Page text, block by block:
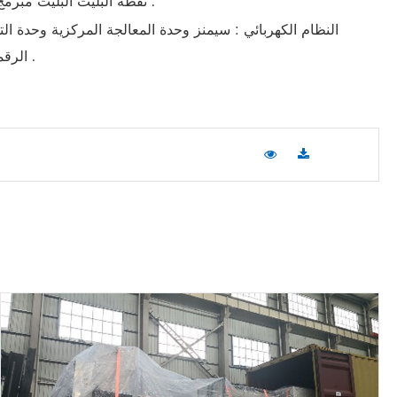
الرقمي / سيمنز التناظرية وحدة الانتاج / ميتسوبيشي وحدة المعالجة المركزية / شركة العاكس سرعة السيطرة / شنايدر إلكتريك وحدة .